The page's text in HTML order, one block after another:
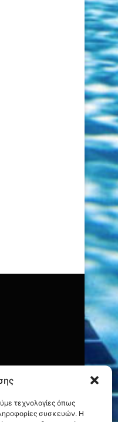
τεχνολογίες όπως
συσκευών. Η